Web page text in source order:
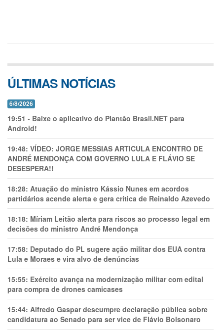
ÚLTIMAS NOTÍCIAS
6/8/2026
19:51 - Baixe o aplicativo do Plantão Brasil.NET para
Android!
19:48: VÍDEO: JORGE MESSIAS ARTICULA ENCONTRO DE
ANDRÉ MENDONÇA COM GOVERNO LULA E FLÁVIO SE
DESESPERA!!
18:28: Atuação do ministro Kássio Nunes em acordos
partidários acende alerta e gera crítica de Reinaldo Azevedo
18:18: Míriam Leitão alerta para riscos ao processo legal em
decisões do ministro André Mendonça
17:58: Deputado do PL sugere ação militar dos EUA contra
Lula e Moraes e vira alvo de denúncias
15:55: Exército avança na modernização militar com edital
para compra de drones camicases
15:44: Alfredo Gaspar descumpre declaração pública sobre
candidatura ao Senado para ser vice de Flávio Bolsonaro